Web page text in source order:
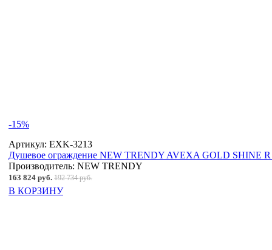
-15%
Артикул: EXK-3213
Душевое ограждение NEW TRENDY AVEXA GOLD SHINE R
Производитель: NEW TRENDY
163 824 руб. 192 734 руб.
В КОРЗИНУ